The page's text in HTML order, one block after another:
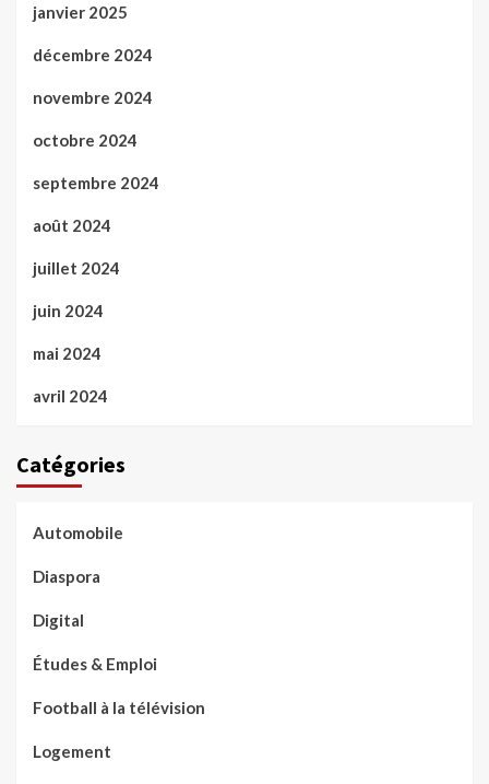
janvier 2025
décembre 2024
novembre 2024
octobre 2024
septembre 2024
août 2024
juillet 2024
juin 2024
mai 2024
avril 2024
Catégories
Automobile
Diaspora
Digital
Études & Emploi
Football à la télévision
Logement